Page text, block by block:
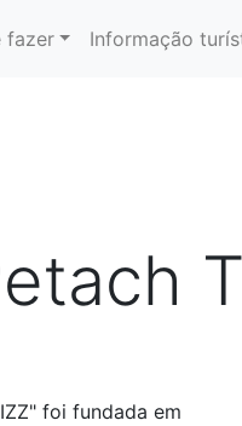
fazer Informação
foi fundada em